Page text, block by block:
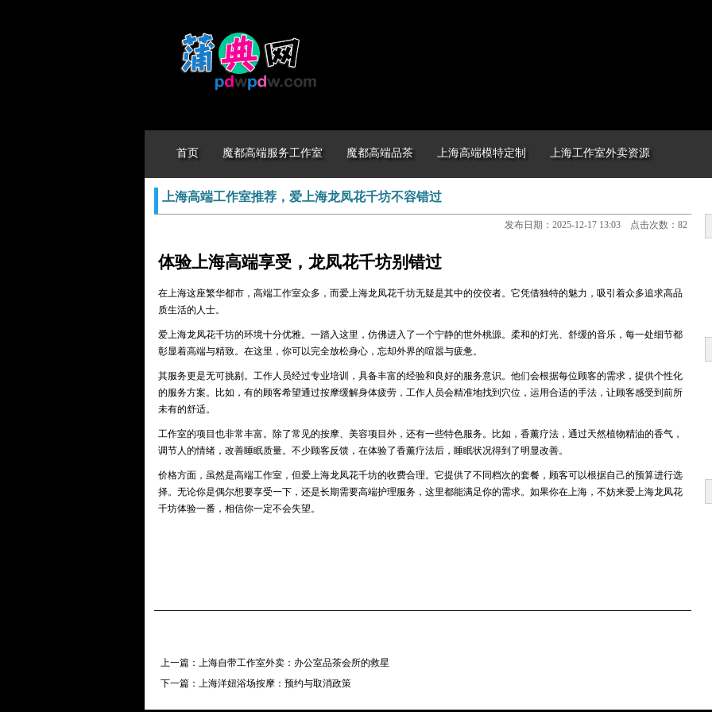
首页 魔都高端服务工作室 魔都高端品茶 上海高端模特定制 上海工作室外卖资源
上海高端工作室推荐，爱上海龙凤花千坊不容错过
发布日期：2025-12-17 13:03 点击次数：82
体验上海高端享受，龙凤花千坊别错过
在上海这座繁华都市，高端工作室众多，而爱上海龙凤花千坊无疑是其中的佼佼者。它凭借独特的魅力，吸引着众多追求高品
质生活的人士。
爱上海龙凤花千坊的环境十分优雅。一踏入这里，仿佛进入了一个宁静的世外桃源。柔和的灯光、舒缓的音乐，每一处细节都
彰显着高端与精致。在这里，你可以完全放松身心，忘却外界的喧嚣与疲惫。
其服务更是无可挑剔。工作人员经过专业培训，具备丰富的经验和良好的服务意识。他们会根据每位顾客的需求，提供个性化
的服务方案。比如，有的顾客希望通过按摩缓解身体疲劳，工作人员会精准地找到穴位，运用合适的手法，让顾客感受到前所
未有的舒适。
工作室的项目也非常丰富。除了常见的按摩、美容项目外，还有一些特色服务。比如，香薰疗法，通过天然植物精油的香气，
调节人的情绪，改善睡眠质量。不少顾客反馈，在体验了香薰疗法后，睡眠状况得到了明显改善。
价格方面，虽然是高端工作室，但爱上海龙凤花千坊的收费合理。它提供了不同档次的套餐，顾客可以根据自己的预算进行选
择。无论你是偶尔想要享受一下，还是长期需要高端护理服务，这里都能满足你的需求。如果你在上海，不妨来爱上海龙凤花
千坊体验一番，相信你一定不会失望。
上一篇： 上海自带工作室外卖：办公室品茶会所的救星
下一篇： 上海洋妞浴场按摩：预约与取消政策